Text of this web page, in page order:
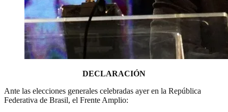
DECLARACIÓN
Ante las elecciones generales celebradas ayer en la República
Federativa de Brasil, el Frente Amplio: